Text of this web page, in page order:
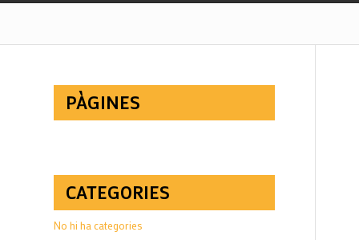
PÀGINES
CATEGORIES
No hi ha categories